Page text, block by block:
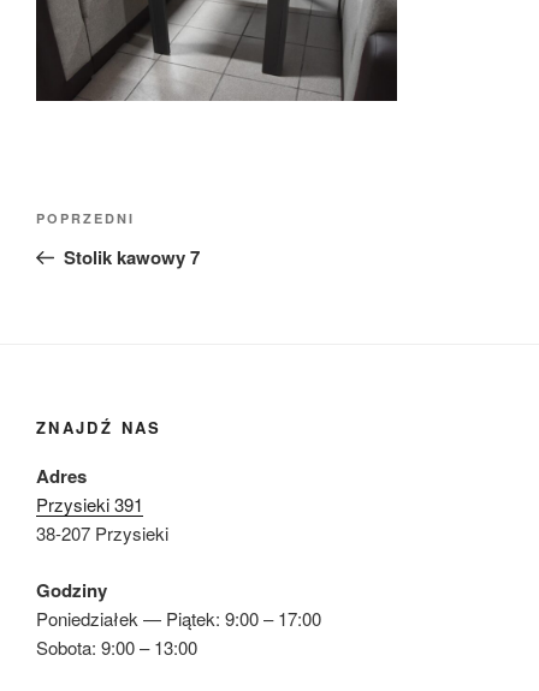
Nawigacja
Poprzedni
wpis
POPRZEDNI
Stolik kawowy 7
ZNAJDŹ NAS
Adres
Przysieki 391
38-207 Przysieki
Godziny
Poniedziałek — Piątek: 9:00 – 17:00
Sobota: 9:00 – 13:00